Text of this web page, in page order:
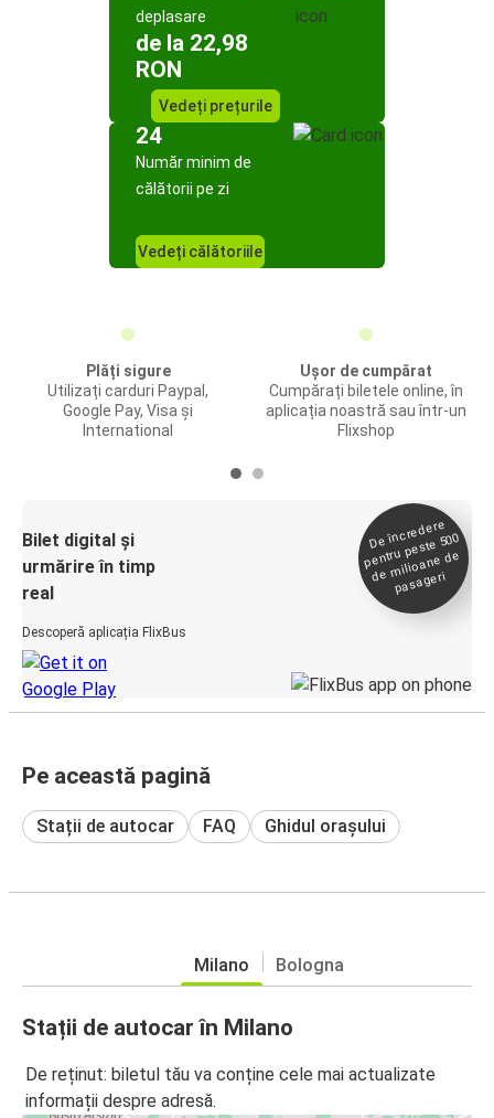
deplasare
de la 22,98
RON
Vedeți prețurile
24
Număr minim de
călătorii pe zi
Vedeți călătoriile
Plăți sigure
Utilizați carduri Paypal,
Google Pay, Visa și
International
Ușor de cumpărat
Cumpărați biletele online, în
aplicația noastră sau într-un
Flixshop
Bilet digital și
urmărire în timp
real
Descoperă aplicația FlixBus
De încredere
pentru peste 500
de
milioane de
pasageri
Pe această pagină
Stații de autocar FAQ Ghidul orașului
Milano Bologna
Stații de autocar în Milano
De reținut: biletul tău va conține cele mai actualizate
informații despre adresă.